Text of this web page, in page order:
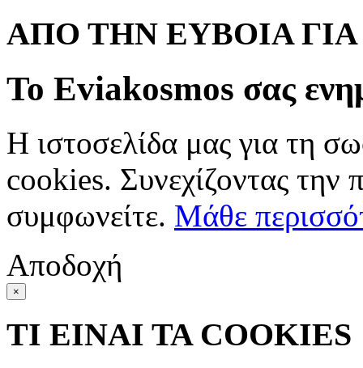
ΑΠΟ ΤΗΝ ΕΥΒΟΙΑ
Το Eviakosmos σας
Η ιστοσελίδα μας για τη
cookies. Συνεχίζοντας την
συμφωνείτε. Μάθε
Αποδοχή
×
ΤΙ ΕΙΝΑΙ ΤΑ COOKIES